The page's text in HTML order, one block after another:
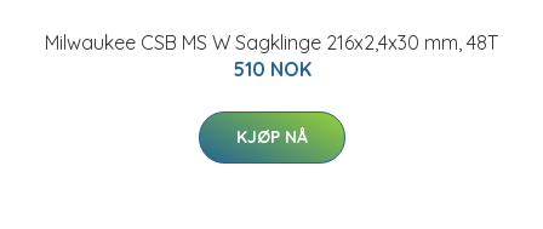
Milwaukee CSB MS W Sagklinge 216x2,4x30 mm, 48T
510 NOK
KJØP NÅ